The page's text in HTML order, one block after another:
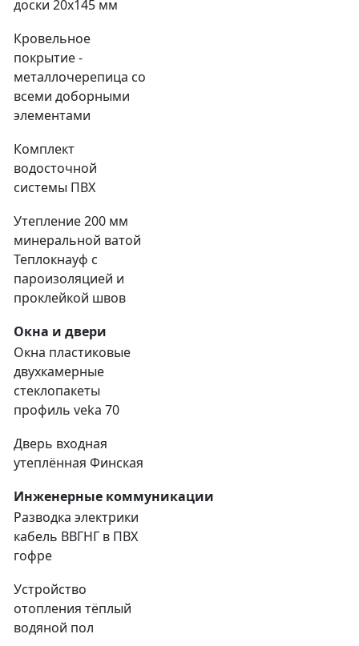
доски 20х145 мм
Кровельное
покрытие -
металлочерепица со
всеми доборными
элементами
Комплект
водосточной
системы ПВХ
Утепление 200 мм
минеральной ватой
Теплокнауф с
пароизоляцией и
проклейкой швов
Окна и двери
Окна пластиковые
двухкамерные
стеклопакеты
профиль veka 70
Дверь входная
утеплённая Финская
Инженерные коммуникации
Разводка электрики
кабель ВВГНГ в ПВХ
гофре
Устройство
отопления тёплый
водяной пол